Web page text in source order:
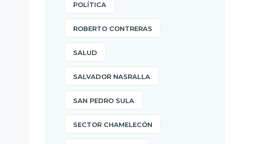
POLÍTICA
ROBERTO CONTRERAS
SALUD
SALVADOR NASRALLA
SAN PEDRO SULA
SECTOR CHAMELECÓN